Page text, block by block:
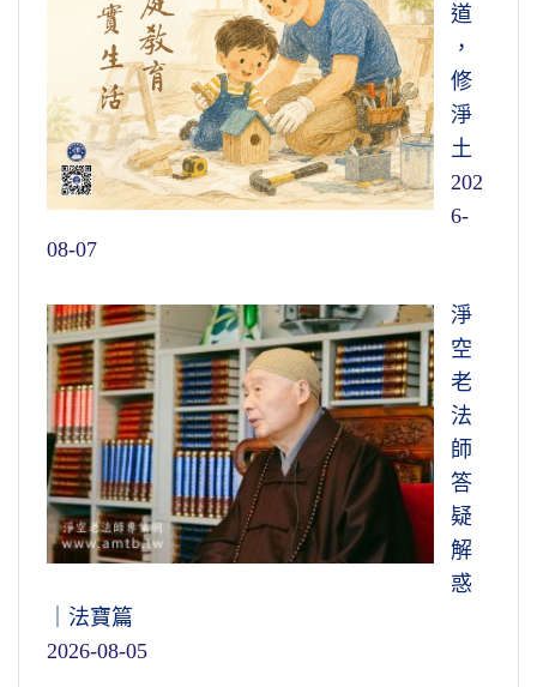
道
，
修
淨
土
202
6-
08-07
淨
空
老
法
師
答
疑
解
惑
｜法寶篇
2026-08-05